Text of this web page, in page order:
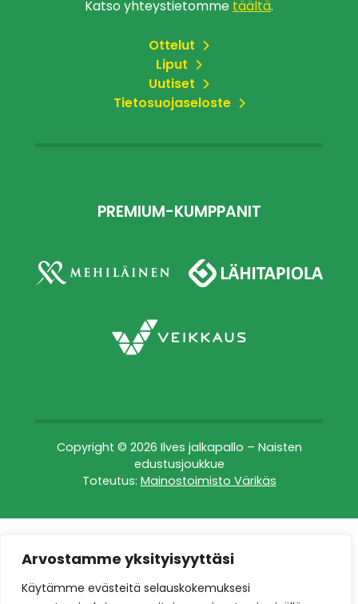
Arvostamme yksityisyyttäsi
Käytämme evästeitä selauskokemuksesi
Katso yhteystietomme täältä.
Ottelut
Liput
Uutiset
Tietosuojaseloste
PREMIUM-KUMPPANIT
Copyright © 2026 Ilves jalkapallo – Naisten
edustusjoukkue
Toteutus: Mainostoimisto Värikäs